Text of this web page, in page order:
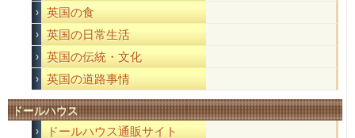
英国の食
英国の日常生活
英国の伝統・文化
英国の道路事情
ドールハウス
ドールハウス通販サイト